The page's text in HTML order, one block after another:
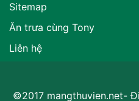
Sitemap
Ăn trưa cùng Tony
Liên hệ
©2017 mangthuvien.net-